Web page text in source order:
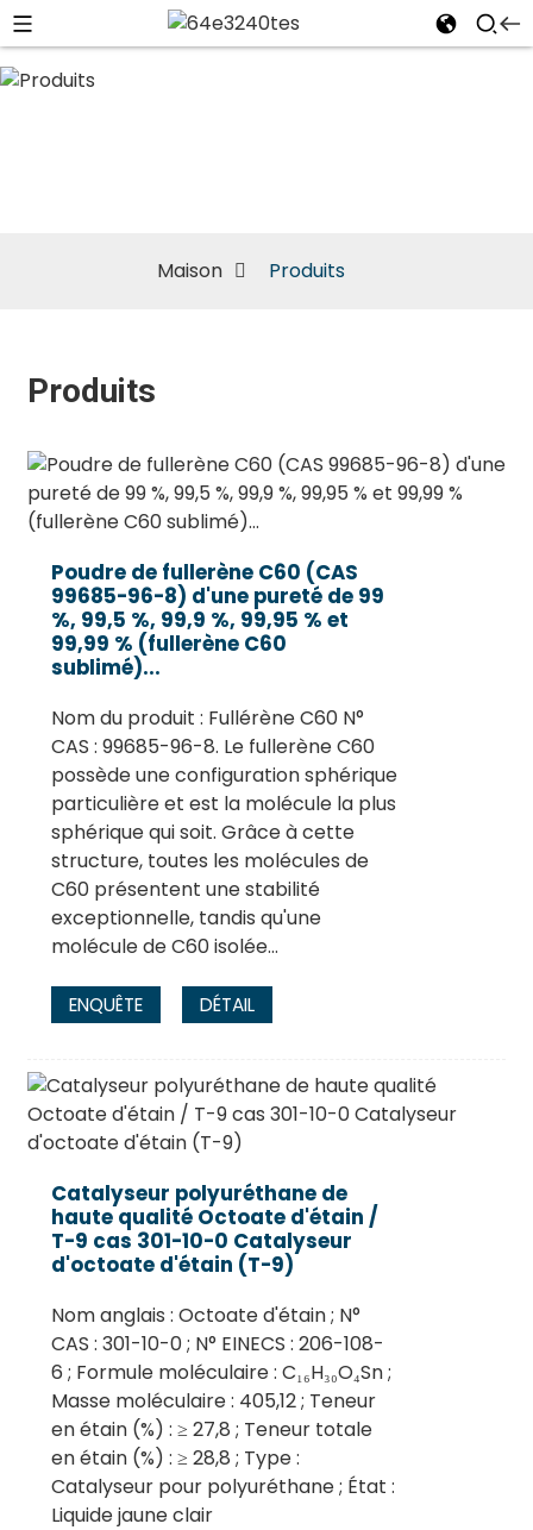
Maison Produits
Produits
Poudre de fullerène C60 (CAS
99685-96-8) d'une pureté de 99
%, 99,5 %, 99,9 %, 99,95 % et
99,99 % (fullerène C60
sublimé)...
Nom du produit : Fullérène C60 N°
CAS : 99685-96-8. Le fullerène C60
possède une configuration sphérique
particulière et est la molécule la plus
sphérique qui soit. Grâce à cette
structure, toutes les molécules de
C60 présentent une stabilité
exceptionnelle, tandis qu'une
molécule de C60 isolée…
ENQUÊTE DÉTAIL
Catalyseur polyuréthane de
haute qualité Octoate d'étain /
T-9 cas 301-10-0 Catalyseur
d'octoate d'étain (T-9)
Nom anglais : Octoate d'étain ; N°
CAS : 301-10-0 ; N° EINECS : 206-108-
6 ; Formule moléculaire : C₁₆H₃₀O₄Sn ;
Masse moléculaire : 405,12 ; Teneur
en étain (%) : ≥ 27,8 ; Teneur totale
en étain (%) : ≥ 28,8 ; Type :
Catalyseur pour polyuréthane ; État :
Liquide jaune clair